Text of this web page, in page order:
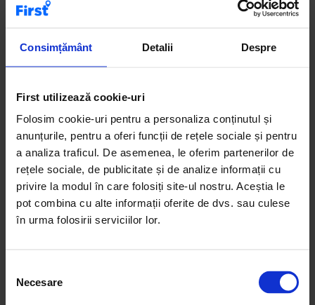
Consimțământ Detalii Despre
First utilizează cookie-uri
Folosim cookie-uri pentru a personaliza conținutul și
anunțurile, pentru a oferi funcții de rețele sociale și pentru
a analiza traficul. De asemenea, le oferim partenerilor de
rețele sociale, de publicitate și de analize informații cu
privire la modul în care folosiți site-ul nostru. Aceștia le
pot combina cu alte informații oferite de dvs. sau culese
în urma folosirii serviciilor lor.
Necesare
Terenuri de vânzare
Birouri de vânzare
Categoria de apartamente 6+ camere de vânzare reunește
proprietăți mari, dedicate segmentului premium. Aceste
locuințe generoase oferă spațiu, intimitate și
compartimentări eficiente. Sunt ideale pentru familii
numeroase sau pentru cei care caută un stil de viață
exclusivist. Anunțurile includ detalii clare despre
suprafață, poziționare și facilități. Recomandare: aceste
apartamente sunt potrivite pentru zonele centrale și